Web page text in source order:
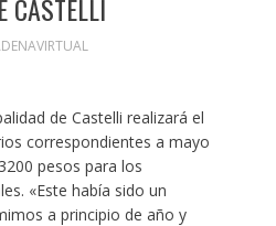
CASTELLI
de Castelli realizará el
correspondientes a mayo
pesos para los
«Este había sido un
a principio de año y